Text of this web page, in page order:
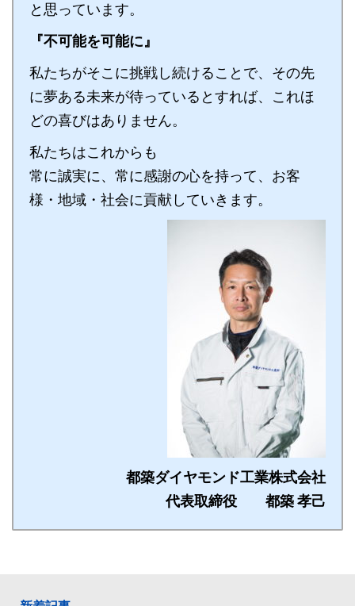
と思っています。
『不可能を可能に』
私たちがそこに挑戦し続けることで、その先
に夢ある未来が待っているとすれば、これほ
どの喜びはありません。
私たちはこれからも
常に誠実に、常に感謝の心を持って、お客
様・地域・社会に貢献していきます。
都築ダイヤモンド工業株式会社
代表取締役 都築 孝己